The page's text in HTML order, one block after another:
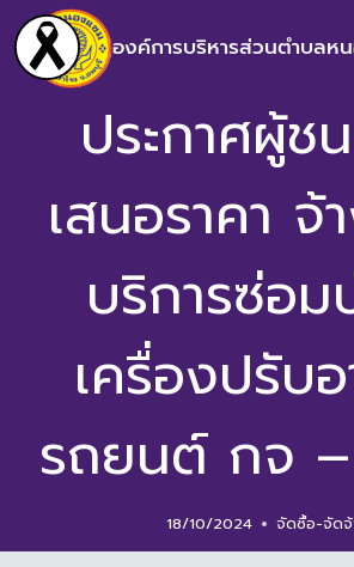
องค์การบริหารส่วนตำบลห
ประกาศผู้ช
เสนอราคา จ้
บริการซ่อม
เครื่องปรับ
รถยนต์ กจ
18/10/2024 จัดซื้อ-จัดจ้